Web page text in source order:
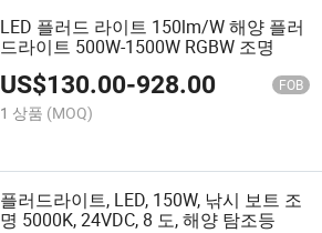
LED 플러드 라이트 150lm/W 해양 플러
드라이트 500W-1500W RGBW 조명
US$130.00-928.00 FOB
1 상품 (MOQ)
플러드라이트, LED, 150W, 낚시 보트 조
명 5000K, 24VDC, 8 도, 해양 탐조등